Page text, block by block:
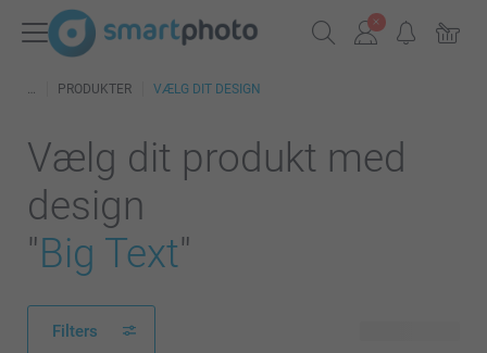
PRODUKTER VÆLG DIT DESIGN
Vælg dit produkt med
design
"Big Text"
Filters